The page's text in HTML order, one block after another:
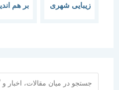
زیبایی شهری
بر هم اندیشی